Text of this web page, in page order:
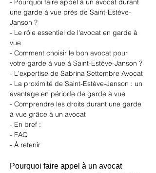
- Pourquoi faire appel à un avocat durant
une garde à vue près de Saint-Estève-
Janson ?
- Le rôle essentiel de l'avocat en garde à
vue
- Comment choisir le bon avocat pour
votre garde à vue à Saint-Estève-Janson ?
- L'expertise de Sabrina Settembre Avocat
- La proximité de Saint-Estève-Janson : un
avantage en période de garde à vue
- Comprendre les droits durant une garde
à vue grâce à un avocat
- En bref :
- FAQ
- À retenir
Pourquoi faire appel à un avocat